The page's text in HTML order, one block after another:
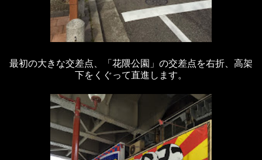
最初の大きな交差点、「花隈公園」の交差点を右折、高架
下をくぐって直進します。